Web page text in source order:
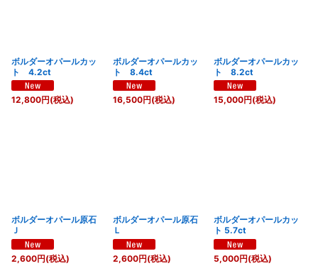
ボルダーオパールカッ
ト 4.2ct
12,800円(税込)
ボルダーオパールカッ
ト 8.4ct
16,500円(税込)
ボルダーオパールカッ
ト 8.2ct
15,000円(税込)
ボルダーオパール原石
Ｊ
2,600円(税込)
ボルダーオパール原石
Ｌ
2,600円(税込)
ボルダーオパールカッ
ト 5.7ct
5,000円(税込)